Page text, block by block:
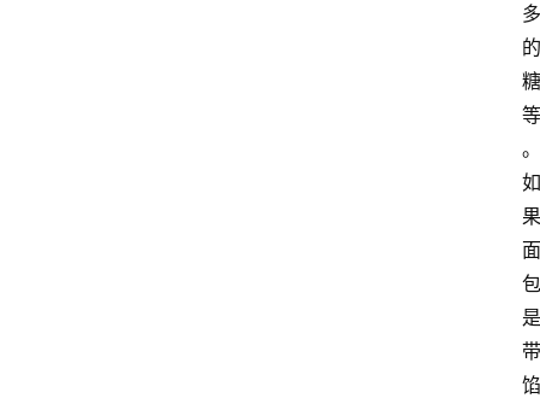
多
的
糖
等
。
如
果
面
包
是
带
馅